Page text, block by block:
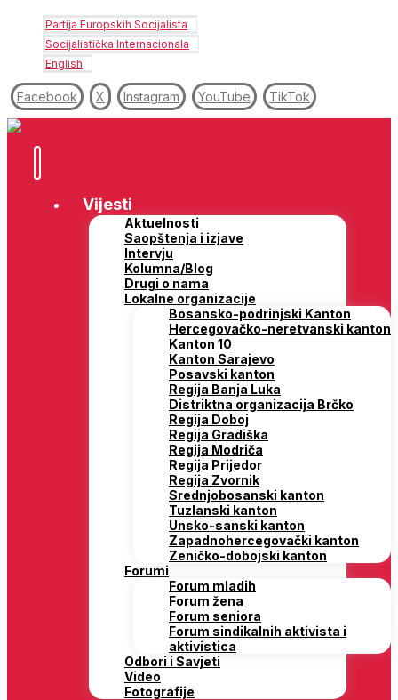
Partija Europskih Socijalista
Socijalistička Internacionala
English
Facebook X Instagram YouTube TikTok
Vijesti
Aktuelnosti
Saopštenja i izjave
Intervju
Kolumna/Blog
Drugi o nama
Lokalne organizacije
Bosansko-podrinjski Kanton
Hercegovačko-neretvanski kanton
Kanton 10
Kanton Sarajevo
Posavski kanton
Regija Banja Luka
Distriktna organizacija Brčko
Regija Doboj
Regija Gradiška
Regija Modriča
Regija Prijedor
Regija Zvornik
Srednjobosanski kanton
Tuzlanski kanton
Unsko-sanski kanton
Zapadnohercegovački kanton
Zeničko-dobojski kanton
Forumi
Forum mladih
Forum žena
Forum seniora
Forum sindikalnih aktivista i
aktivistica
Odbori i Savjeti
Video
Fotografije